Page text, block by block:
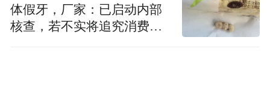
体假牙，厂家：已启动内部
核查，若不实将追究消费者